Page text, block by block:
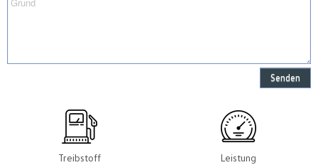
Senden
Treibstoff Leistung